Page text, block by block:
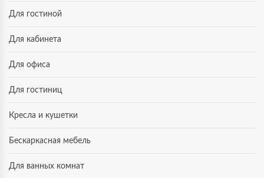
Для гостиной
Для кабинета
Для офиса
Для гостиниц
Кресла и кушетки
Бескаркасная мебель
Для ванных комнат